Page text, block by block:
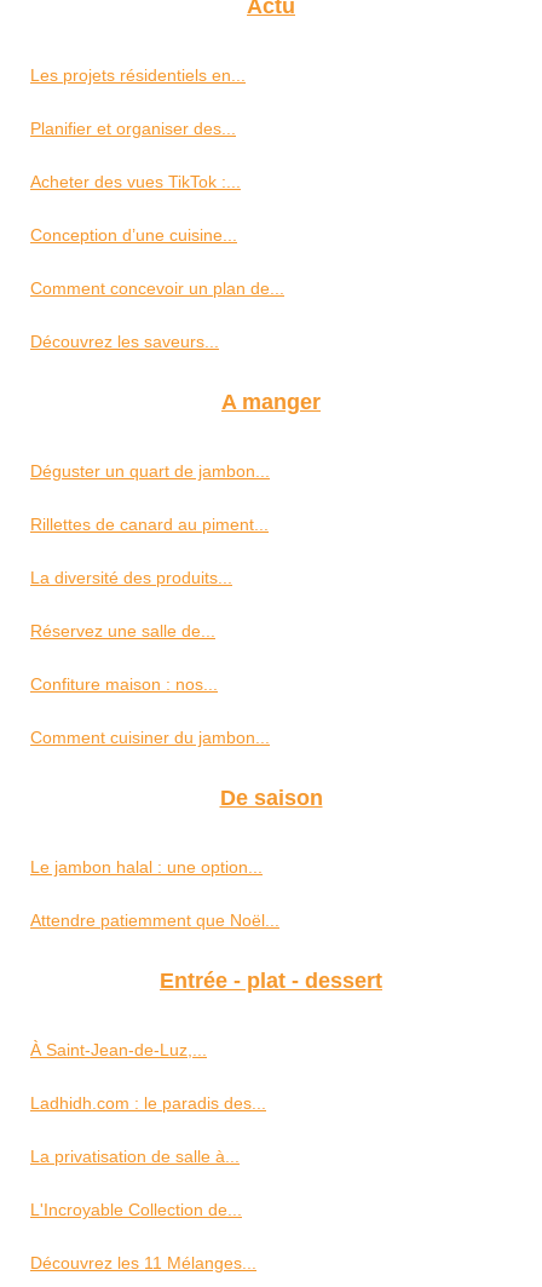
Actu
Les projets résidentiels en...
Planifier et organiser des...
Acheter des vues TikTok :...
Conception d’une cuisine...
Comment concevoir un plan de...
Découvrez les saveurs...
A manger
Déguster un quart de jambon...
Rillettes de canard au piment...
La diversité des produits...
Réservez une salle de...
Confiture maison : nos...
Comment cuisiner du jambon...
De saison
Le jambon halal : une option...
Attendre patiemment que Noël...
Entrée - plat - dessert
À Saint‑Jean‑de‑Luz,...
Ladhidh.com : le paradis des...
La privatisation de salle à...
L'Incroyable Collection de...
Découvrez les 11 Mélanges...